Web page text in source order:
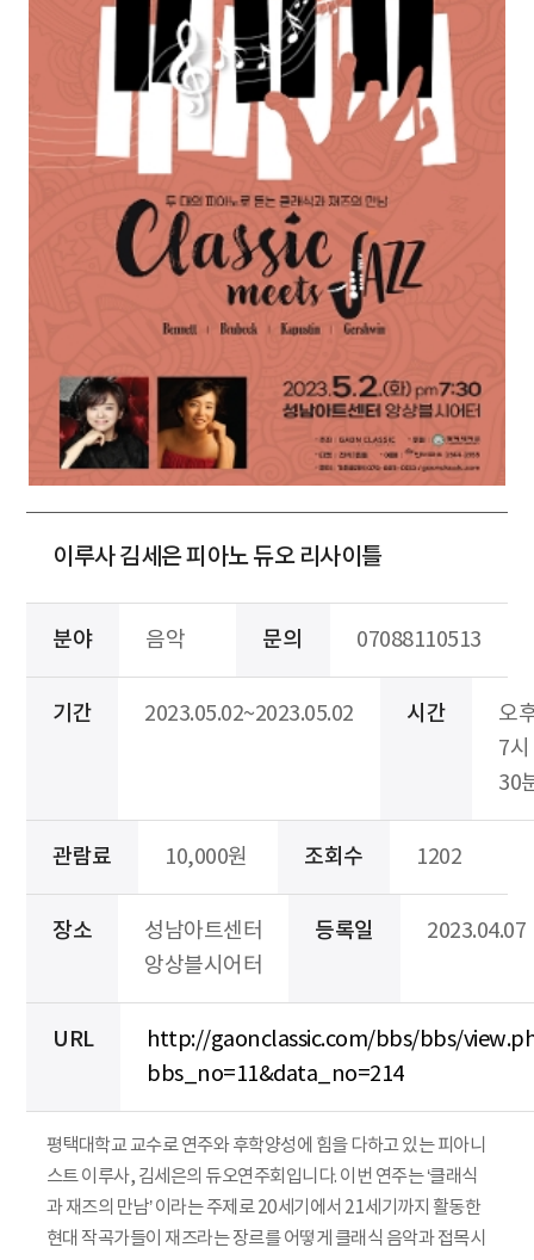
이루사 김세은 피아노 듀오 리사이틀
분야 음악 문의 07088110513
기간 2023.05.02~2023.05.02 시간
오
7시
30
관람료 10,000원 조회수 1202
장소
성남아트센터
앙상블시어터
등록일 2023.04.07
URL
http://gaonclassic.com/bbs/bbs/
bbs_no=11&data_no=214
평택대학교 교수로 연주와 후학양성에 힘을 다하고 있는 피아니
스트 이루사, 김세은의 듀오연주회입니다. 이번 연주는 ‘클래식
과 재즈의 만남’ 이라는 주제로 20세기에서 21세기까지 활동한
현대 작곡가들이 재즈라는 장르를 어떻게 클래식 음악과 접목시